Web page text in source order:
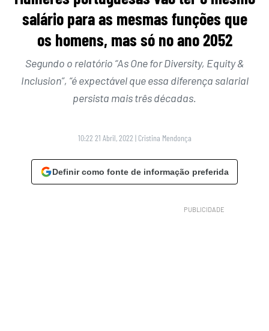
salário para as mesmas funções que
os homens, mas só no ano 2052
Segundo o relatório “As One for Diversity, Equity &
Inclusion”, “é expectável que essa diferença salarial
persista mais três décadas.
10:22 21 Abril, 2022 | Cristina Mendonça
Definir como fonte de informação preferida